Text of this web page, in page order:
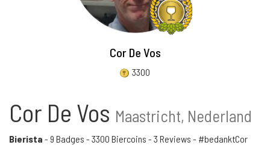
Cor De Vos
3300
Cor De Vos Maastricht, Nederland
Bierista - 9 Badges - 3300 Biercoins - 3 Reviews - #bedanktCor